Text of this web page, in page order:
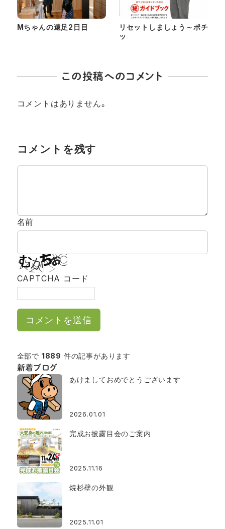
Mちゃんの遠足2日目
リセットしましょう～ポチ
ッ
この投稿へのコメント
コメントはありません。
コメントを残す
名前
CAPTCHA コード
全部で 1889 件の記事があります
新着ブログ
あけましておめでとうございます
2026.01.01
完成お披露目会のご案内
2025.11.16
焼杉壁の外観
2025.11.01